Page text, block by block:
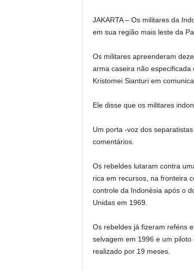
JAKARTA – Os militares da
em sua região mais leste da
Os militares apreenderam
arma caseira não
Kristomei Sianturi em
Ele disse que os militares
Um porta -voz dos
comentários.
Os rebeldes lutaram contra
rica em recursos, na fronteira
controle da Indonésia após o
Unidas em 1969.
Os rebeldes já fizeram reféns
selvagem em 1996 e um
realizado por 19 meses.